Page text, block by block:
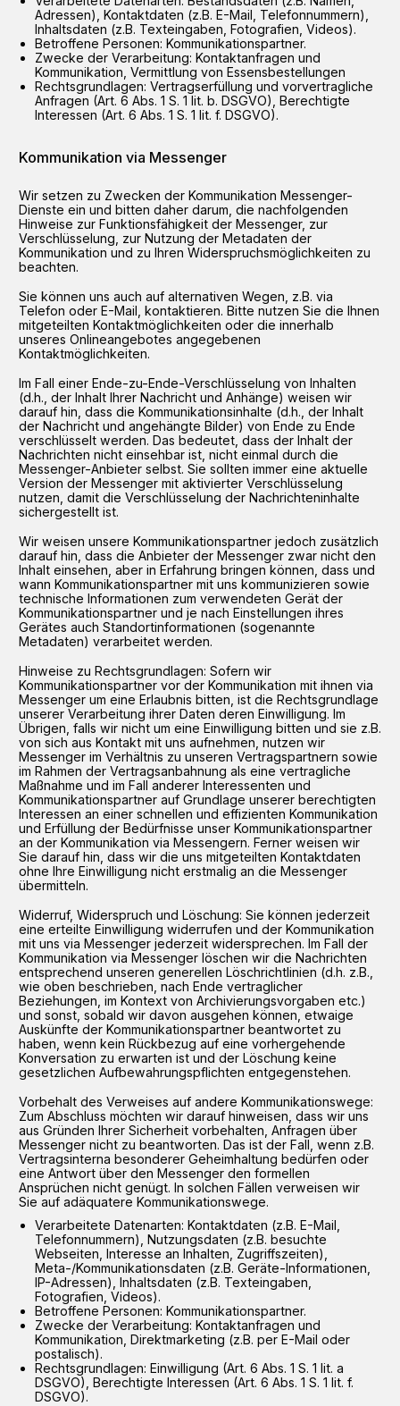
Adressen), Kontaktdaten (z.B. E-Mail, Telefonnummern),
Inhaltsdaten (z.B. Texteingaben, Fotografien, Videos).
Betroffene Personen: Kommunikationspartner.
Zwecke der Verarbeitung: Kontaktanfragen und
Kommunikation, Vermittlung von Essensbestellungen
Rechtsgrundlagen: Vertragserfüllung und vorvertragliche
Anfragen (Art. 6 Abs. 1 S. 1 lit. b. DSGVO), Berechtigte
Interessen (Art. 6 Abs. 1 S. 1 lit. f. DSGVO).
Kommunikation via Messenger
Wir setzen zu Zwecken der Kommunikation Messenger-
Dienste ein und bitten daher darum, die nachfolgenden
Hinweise zur Funktionsfähigkeit der Messenger, zur
Verschlüsselung, zur Nutzung der Metadaten der
Kommunikation und zu Ihren Widerspruchsmöglichkeiten zu
beachten.
Sie können uns auch auf alternativen Wegen, z.B. via
Telefon oder E-Mail, kontaktieren. Bitte nutzen Sie die Ihnen
mitgeteilten Kontaktmöglichkeiten oder die innerhalb
unseres Onlineangebotes angegebenen
Kontaktmöglichkeiten.
Im Fall einer Ende-zu-Ende-Verschlüsselung von Inhalten
(d.h., der Inhalt Ihrer Nachricht und Anhänge) weisen wir
darauf hin, dass die Kommunikationsinhalte (d.h., der Inhalt
der Nachricht und angehängte Bilder) von Ende zu Ende
verschlüsselt werden. Das bedeutet, dass der Inhalt der
Nachrichten nicht einsehbar ist, nicht einmal durch die
Messenger-Anbieter selbst. Sie sollten immer eine aktuelle
Version der Messenger mit aktivierter Verschlüsselung
nutzen, damit die Verschlüsselung der Nachrichteninhalte
sichergestellt ist.
Wir weisen unsere Kommunikationspartner jedoch zusätzlich
darauf hin, dass die Anbieter der Messenger zwar nicht den
Inhalt einsehen, aber in Erfahrung bringen können, dass und
wann Kommunikationspartner mit uns kommunizieren sowie
technische Informationen zum verwendeten Gerät der
Kommunikationspartner und je nach Einstellungen ihres
Gerätes auch Standortinformationen (sogenannte
Metadaten) verarbeitet werden.
Hinweise zu Rechtsgrundlagen: Sofern wir
Kommunikationspartner vor der Kommunikation mit ihnen via
Messenger um eine Erlaubnis bitten, ist die Rechtsgrundlage
unserer Verarbeitung ihrer Daten deren Einwilligung. Im
Übrigen, falls wir nicht um eine Einwilligung bitten und sie z.B.
von sich aus Kontakt mit uns aufnehmen, nutzen wir
Messenger im Verhältnis zu unseren Vertragspartnern sowie
im Rahmen der Vertragsanbahnung als eine vertragliche
Maßnahme und im Fall anderer Interessenten und
Kommunikationspartner auf Grundlage unserer berechtigten
Interessen an einer schnellen und effizienten Kommunikation
und Erfüllung der Bedürfnisse unser Kommunikationspartner
an der Kommunikation via Messengern. Ferner weisen wir
Sie darauf hin, dass wir die uns mitgeteilten Kontaktdaten
ohne Ihre Einwilligung nicht erstmalig an die Messenger
übermitteln.
Widerruf, Widerspruch und Löschung: Sie können jederzeit
eine erteilte Einwilligung widerrufen und der Kommunikation
mit uns via Messenger jederzeit widersprechen. Im Fall der
Kommunikation via Messenger löschen wir die Nachrichten
entsprechend unseren generellen Löschrichtlinien (d.h. z.B.,
wie oben beschrieben, nach Ende vertraglicher
Beziehungen, im Kontext von Archivierungsvorgaben etc.)
und sonst, sobald wir davon ausgehen können, etwaige
Auskünfte der Kommunikationspartner beantwortet zu
haben, wenn kein Rückbezug auf eine vorhergehende
Konversation zu erwarten ist und der Löschung keine
gesetzlichen Aufbewahrungspflichten entgegenstehen.
Vorbehalt des Verweises auf andere Kommunikationswege:
Zum Abschluss möchten wir darauf hinweisen, dass wir uns
aus Gründen Ihrer Sicherheit vorbehalten, Anfragen über
Messenger nicht zu beantworten. Das ist der Fall, wenn z.B.
Vertragsinterna besonderer Geheimhaltung bedürfen oder
eine Antwort über den Messenger den formellen
Ansprüchen nicht genügt. In solchen Fällen verweisen wir
Sie auf adäquatere Kommunikationswege.
Verarbeitete Datenarten: Kontaktdaten (z.B. E-Mail,
Telefonnummern), Nutzungsdaten (z.B. besuchte
Webseiten, Interesse an Inhalten, Zugriffszeiten),
Meta-/Kommunikationsdaten (z.B. Geräte-Informationen,
IP-Adressen), Inhaltsdaten (z.B. Texteingaben,
Fotografien, Videos).
Betroffene Personen: Kommunikationspartner.
Zwecke der Verarbeitung: Kontaktanfragen und
Kommunikation, Direktmarketing (z.B. per E-Mail oder
postalisch).
Rechtsgrundlagen: Einwilligung (Art. 6 Abs. 1 S. 1 lit. a
DSGVO), Berechtigte Interessen (Art. 6 Abs. 1 S. 1 lit. f.
DSGVO).